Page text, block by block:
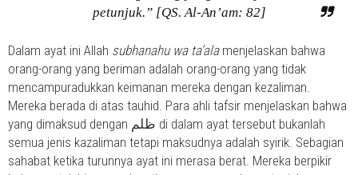
petunjuk.” [QS. Al-An’am: 82]
Dalam ayat ini Allah subhanahu wa ta’ala menjelaskan bahwa
orang-orang yang beriman adalah orang-orang yang tidak
mencampuradukkan keimanan mereka dengan kezaliman.
Mereka berada di atas tauhid. Para ahli tafsir menjelaskan bahwa
yang dimaksud dengan ظلم di dalam ayat tersebut bukanlah
semua jenis kazaliman tetapi maksudnya adalah syirik. Sebagian
sahabat ketika turunnya ayat ini merasa berat. Mereka berpikir